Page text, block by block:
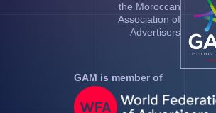
the Moroccan
Association of
Advertisers
GAM is member of